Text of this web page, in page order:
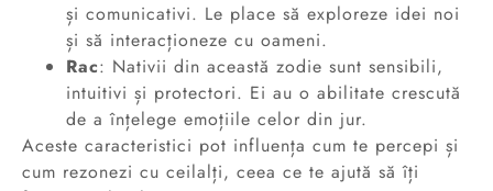
și comunicativi. Le place să exploreze idei noi
și să interacționeze cu oameni.
Rac: Nativii din această zodie sunt sensibili,
intuitivi și protectori. Ei au o abilitate crescută
de a înțelege emoțiile celor din jur.
Aceste caracteristici pot influența cum te percepi și
cum rezonezi cu ceilalți, ceea ce te ajută să îți